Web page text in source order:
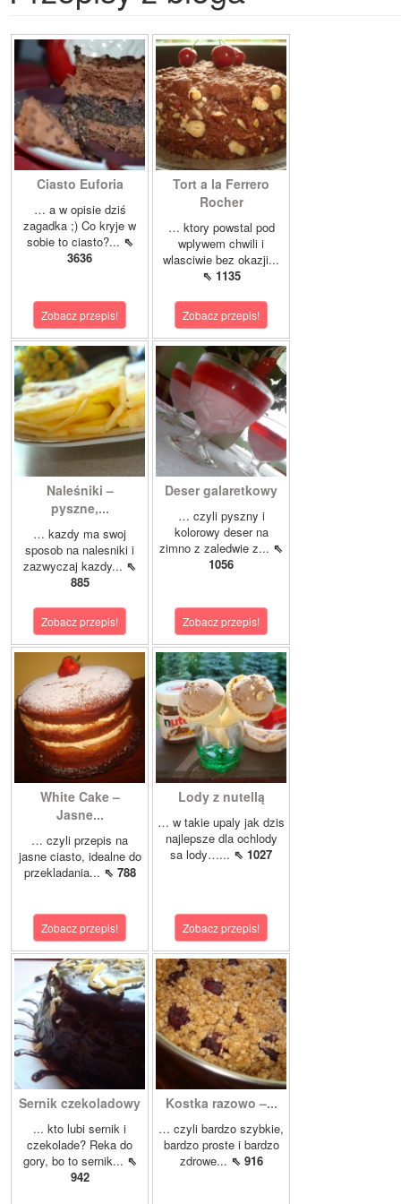
Ciasto Euforia
… a w opisie dziś
zagadka ;) Co kryje w
sobie to ciasto?... ⇖
3636
Zobacz przepis!
Tort a la Ferrero
Rocher
… ktory powstal pod
wplywem chwili i
wlasciwie bez okazji...
⇖ 1135
Zobacz przepis!
Naleśniki –
pyszne,...
… kazdy ma swoj
sposob na nalesniki i
zazwyczaj kazdy... ⇖
885
Zobacz przepis!
Deser galaretkowy
… czyli pyszny i
kolorowy deser na
zimno z zaledwie z... ⇖
1056
Zobacz przepis!
White Cake –
Jasne...
… czyli przepis na
jasne ciasto, idealne do
przekladania... ⇖ 788
Zobacz przepis!
Lody z nutellą
… w takie upaly jak dzis
najlepsze dla ochlody
sa lody…... ⇖ 1027
Zobacz przepis!
Sernik czekoladowy
... kto lubi sernik i
czekolade? Reka do
gory, bo to sernik... ⇖
942
Kostka razowo –...
… czyli bardzo szybkie,
bardzo proste i bardzo
zdrowe... ⇖ 916